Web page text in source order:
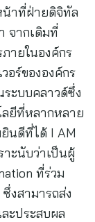
น้าที่ฝ่ายดิจิทัล
จากเดิมที่
ายในองค์กร
อร์ขององค์กร
ะบบคลาวด์ซึ่ง
ลยีที่หลากหลาย
นดีที่ได้ I AM
าะนับว่าเป็นผู้
ที่ร่วม
งสามารถส่ง
ะประสบผล